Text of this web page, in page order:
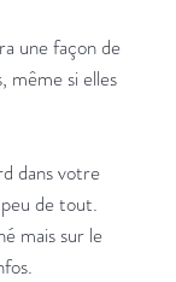
une façon de
même si elles
dans votre
de tout.
mais sur le